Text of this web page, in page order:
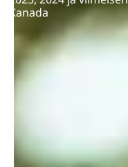
Kanada